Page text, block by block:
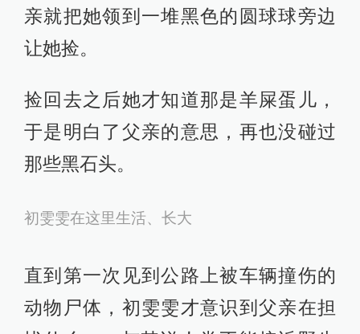
让她捡。
那些黑石头。